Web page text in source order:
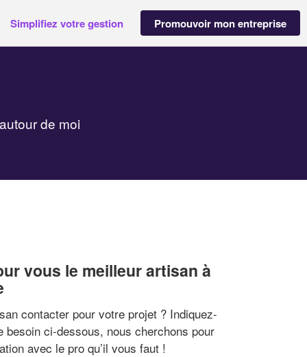
Simplifiez votre gestion Promouvoir mon entreprise
de moi
vous le meilleur artisan à
contacter pour votre projet ? Indiquez-
besoin ci-dessous, nous cherchons pour
avec le pro qu’il vous faut !